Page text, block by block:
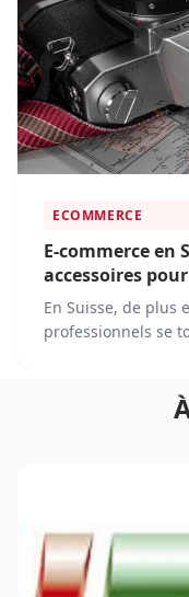
ECOMMERCE
E-commerce en
accessoires
En Suisse, de plus
professionnels se